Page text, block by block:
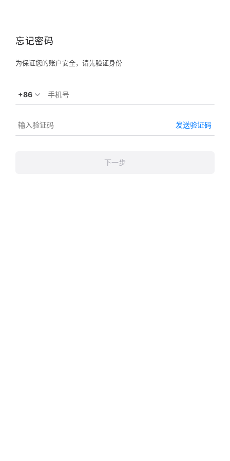
忘记密码
为保证您的账户安全，请先验证身份
+86
发送验证码
下一步